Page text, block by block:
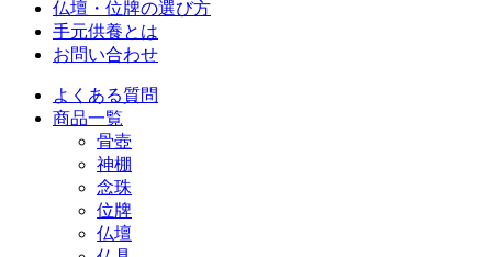
仏壇・位牌の選び方
手元供養とは
お問い合わせ
よくある質問
商品一覧
骨壺
神棚
念珠
位牌
仏壇